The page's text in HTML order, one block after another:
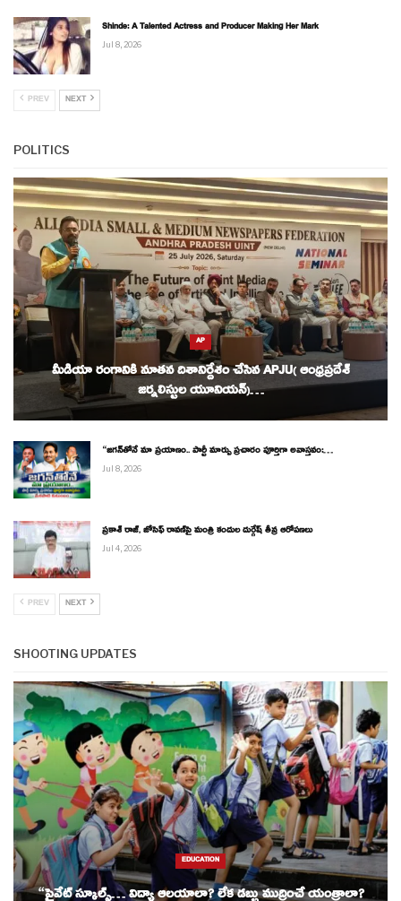
Shinde: A Talented Actress and Producer Making Her Mark
Jul 8, 2026
PREV NEXT
POLITICS
AP
మీడియా రంగానికి నూతన దిశానిర్దేశం చేసిన APJU( ఆంధ్రప్రదేశ్
జర్నలిస్టుల యూనియన్)…
“జగన్‌తోనే మా ప్రయాణం.. పార్టీ మార్పు ప్రచారం పూర్తిగా అవాస్తవం:…
Jul 8, 2026
ప్రకాశ్ రాజ్, జోసెఫ్ రావణ్‌పై మంత్రి కందుల దుర్గేష్ తీవ్ర ఆరోపణలు
Jul 4, 2026
PREV NEXT
SHOOTING UPDATES
EDUCATION